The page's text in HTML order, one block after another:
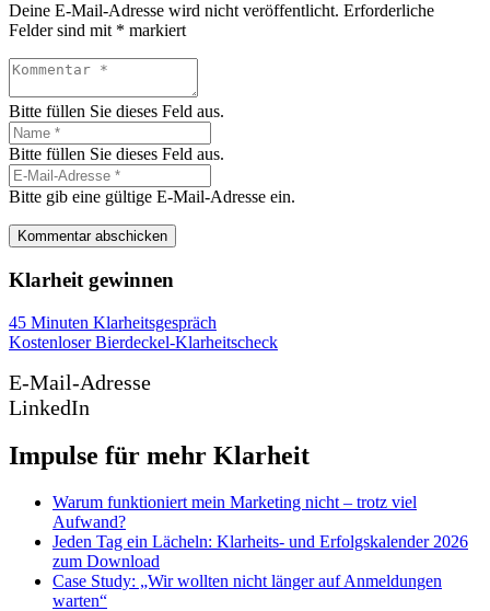
Deine E-Mail-Adresse wird nicht veröffentlicht. Erforderliche
Felder sind mit * markiert
Bitte füllen Sie dieses Feld aus.
Bitte füllen Sie dieses Feld aus.
Bitte gib eine gültige E-Mail-Adresse ein.
Kommentar abschicken
Klarheit gewinnen
45 Minuten Klarheitsgespräch
Kostenloser Bierdeckel-Klarheitscheck
E-Mail-Adresse
LinkedIn
Impulse für mehr Klarheit
Warum funktioniert mein Marketing nicht – trotz viel
Aufwand?
Jeden Tag ein Lächeln: Klarheits- und Erfolgskalender 2026
zum Download
Case Study: „Wir wollten nicht länger auf Anmeldungen
warten“